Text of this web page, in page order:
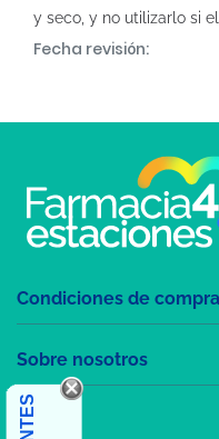
y seco, y no utilizarlo si
Fecha revisión:
Condiciones de compra
Sobre nosotros